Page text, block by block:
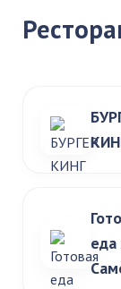
еда